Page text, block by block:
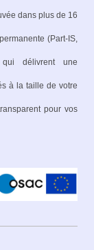
dans plus de 16
(Part-IS,
délivrent une
à la taille de votre
pour vos